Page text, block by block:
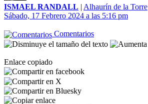
ISMAEL RANDALL | Alhaurín de la Torre
Sábado, 17 Febrero 2024 a las 5:16 pm
Comentarios
Enlace copiado